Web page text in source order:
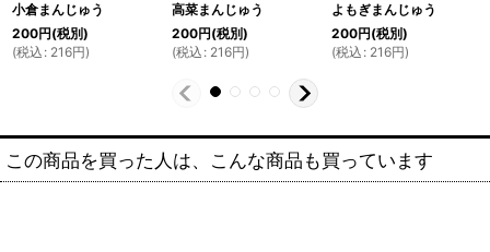
小倉まんじゅう
200円(税別)
(税込 : 216円)
高菜まんじゅう
200円(税別)
(税込 : 216円)
よもぎまんじゅう
200円(税別)
(税込 : 216円)
この商品を買った人は、こんな商品も買っています